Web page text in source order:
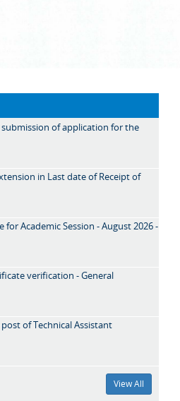
submission of application for the
in Last date of Receipt of
for Academic Session - August 2026 -
verification - General
of Technical Assistant
View All